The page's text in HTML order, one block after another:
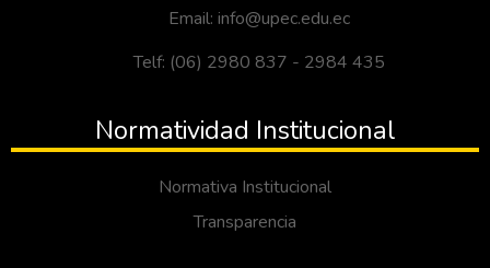
Email: info@upec.edu.ec
Telf: (06) 2980 837 - 2984 435
Normatividad Institucional
Normativa Institucional
Transparencia